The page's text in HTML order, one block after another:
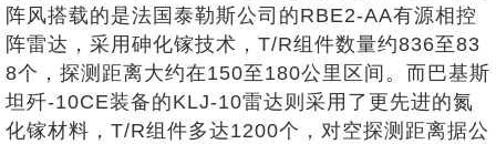
阵风搭载的是法国泰勒斯公司的RBE2-AA有源相控
阵雷达，采用砷化镓技术，T/R组件数量约836至83
8个，探测距离大约在150至180公里区间。而巴基斯
坦歼-10CE装备的KLJ-10雷达则采用了更先进的氮
化镓材料，T/R组件多达1200个，对空探测距离据公